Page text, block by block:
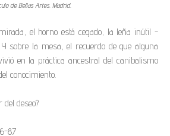
de Bellas Artes. Madrid.
el horno está cegado, la leña inútil -
sobre la mesa, el recuerdo de que alguna
en la práctica ancestral del canibalismo
conocimiento.
deseo?
87